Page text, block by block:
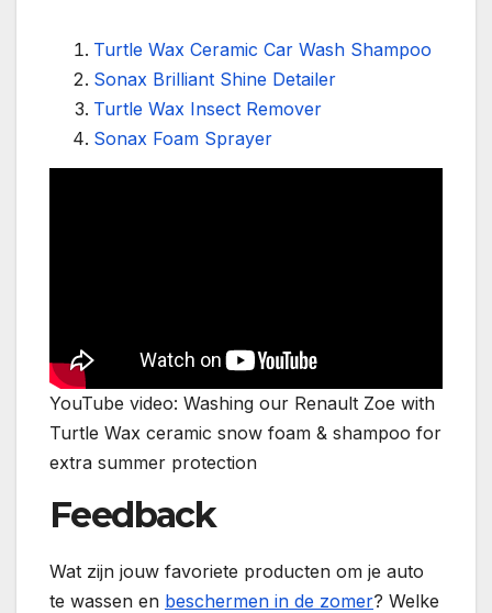
Turtle Wax Ceramic Car Wash Shampoo
Sonax Brilliant Shine Detailer
Turtle Wax Insect Remover
Sonax Foam Sprayer
YouTube video: Washing our Renault Zoe with
Turtle Wax ceramic snow foam & shampoo for
extra summer protection
Feedback
Wat zijn jouw favoriete producten om je auto
te wassen en beschermen in de zomer? Welke